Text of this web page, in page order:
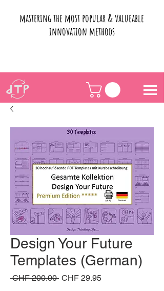
mastering the most popular & valueable
innovation methods
Design Your Future
Templates (German)
CHF 200.00 Regular
CHF 29.95Sale